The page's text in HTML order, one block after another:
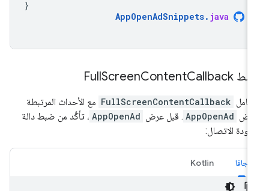
AppOpenAdSnippets.java
ScreenContentCallback
FullScreenContentCallback مع الأحداث المرتبطة
AppOpenAd . قبل عرض AppOpenAd ، تأكَّد من ضبط دالة
الاتصال:
Kotlin